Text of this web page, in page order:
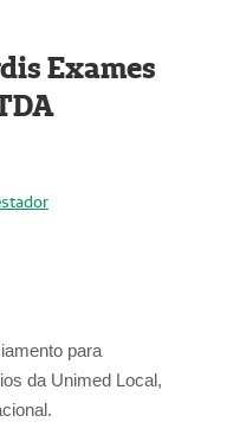
Exames
para
da Unimed Local,